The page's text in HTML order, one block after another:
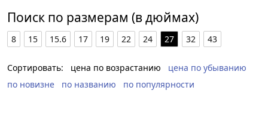
Поиск по размерам (в дюймах)
8 15 15.6 17 19 22 24 27 32 43
Сортировать: цена по возрастанию
цена по убыванию
по новизне
по названию по популярности